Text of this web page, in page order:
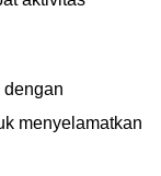
dengan
menyelamatkan